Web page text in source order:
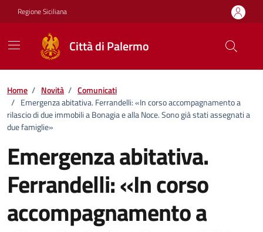
Vai ai contenuti
Vai al footer
Regione Siciliana
Città di Palermo
Home / Novità / Comunicati
/ Emergenza abitativa. Ferrandelli: «In corso accompagnamento a
rilascio di due immobili a Bonagia e alla Noce. Sono già stati assegnati a
due famiglie»
Emergenza abitativa.
Ferrandelli: «In corso
accompagnamento a